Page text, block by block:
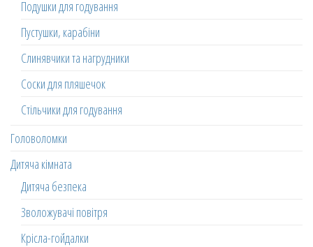
Подушки для годування
Пустушки, карабіни
Слинявчики та нагрудники
Соски для пляшечок
Стільчики для годування
Головоломки
Дитяча кімната
Дитяча безпека
Зволожувачі повітря
Крісла-гойдалки